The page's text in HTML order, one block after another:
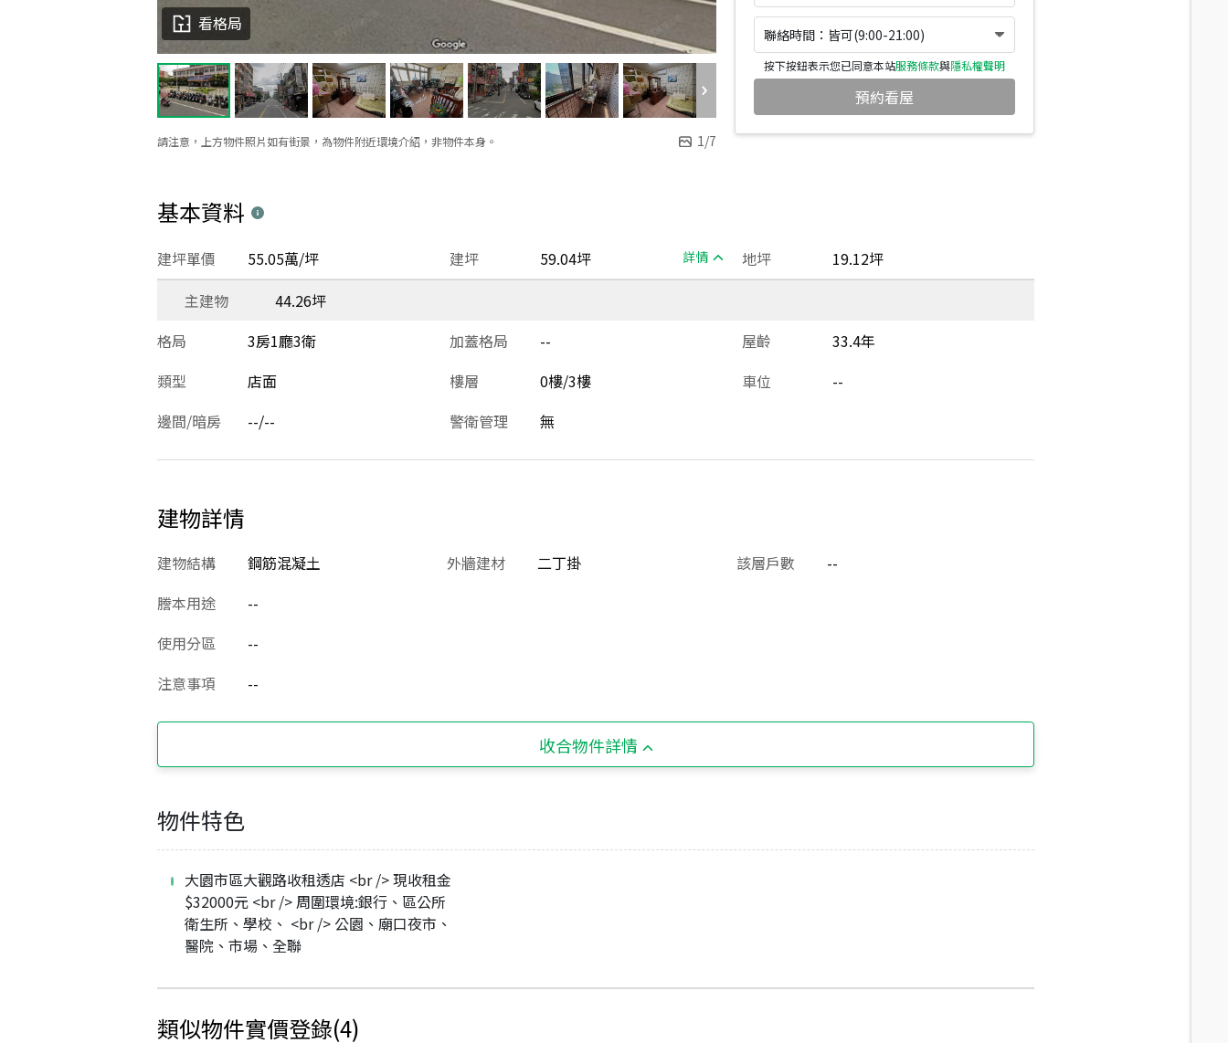
請注意，上方物件照片如有街景，為物件附近環境介紹，非物件本身。 1/7
看格局
聯絡時間：皆可(9:00-21:00)
按下按鈕表示您已同意本站服務條款與隱私權聲明
預約看屋
基本資料
建坪 59.04坪 詳情
建坪單價 55.05萬/坪 地坪
19.12坪
主建物
44.26坪
格局
3房1廳3衛 加蓋格局 -- 屋齡
33.4年
類型
店面 樓層 0樓/3樓 車位
--
邊間/暗房
--/-- 警衛管理 無
建物詳情
建物結構 鋼筋混凝土 外牆建材 二丁掛 該層戶數
--
謄本用途
--
使用分區
--
注意事項
--
收合物件詳情
物件特色
大園市區大觀路收租透店 <br /> 現收租金
$32000元 <br /> 周圍環境:銀行、區公所
衛生所、學校、 <br /> 公園、廟口夜市、
醫院、市場、全聯
類似物件實價登錄(4)